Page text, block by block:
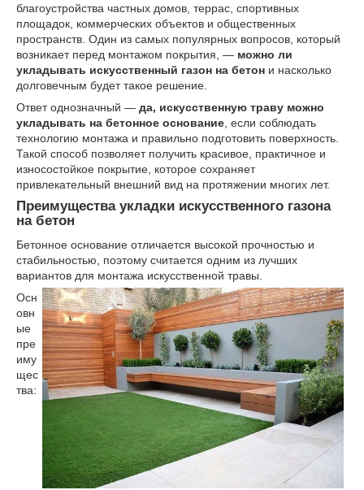
благоустройства частных домов, террас, спортивных
площадок, коммерческих объектов и общественных
пространств. Один из самых популярных вопросов, который
возникает перед монтажом покрытия, — можно ли
укладывать искусственный газон на бетон и насколько
долговечным будет такое решение.
Ответ однозначный — да, искусственную траву можно
укладывать на бетонное основание , если соблюдать
технологию монтажа и правильно подготовить поверхность.
Такой способ позволяет получить красивое, практичное и
износостойкое покрытие, которое сохраняет
привлекательный внешний вид на протяжении многих лет.
Преимущества укладки искусственного газона
на бетон
Бетонное основание отличается высокой прочностью и
стабильностью, поэтому считается одним из лучших
вариантов для монтажа искусственной травы.
Осн
овн
ые
пре
иму
щес
тва: